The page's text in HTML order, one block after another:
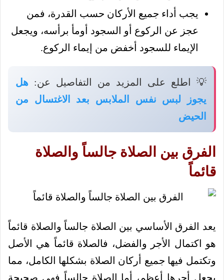
يجب أداء جميع الأركان حسب القدرة، فمن
عجز عن الركوع أو السجود أومأ برأسه، ويجعل
الإيماء للسجود أخفض من إيماء الركوع.
💡 اطلع على المزيد من التفاصيل عن: هل
يجوز لبس نفس الملابس بعد الاغتسال من
الحيض
الفرق بين الصلاة جالساً والصلاة
قائماً
يعد الفرق الأساسي بين الصلاة جالساً والصلاة قائماً
هو اكتمال الأجر والفضل، فالصلاة قائماً هي الأصل
وتكتمل فيها جميع أركان الصلاة بشكلها الكامل، مما
يجعل أجرها أعظم، أما الصلاة جالساً فهي صحيحة